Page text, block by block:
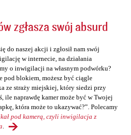
zgłasza swój absurd
do naszej akcji i zgłosił nam swój
w internecie, na działania
o inwigilacji na własnym podwórku?
pod blokiem, możesz być ciągle
ze straży miejskiej, który siedzi przy
ile naprawdę kamer może być w Twojej
która może to ukazywać?”. Polecamy
pod kamerą, czyli inwigilacja z